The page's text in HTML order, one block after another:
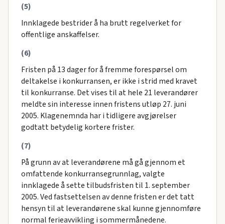
(5)
Innklagede bestrider å ha brutt regelverket for
offentlige anskaffelser.
(6)
Fristen på 13 dager for å fremme forespørsel om
deltakelse i konkurransen, er ikke i strid med kravet
til konkurranse. Det vises til at hele 21 leverandører
meldte sin interesse innen fristens utløp 27. juni
2005. Klagenemnda har i tidligere avgjørelser
godtatt betydelig kortere frister.
(7)
På grunn av at leverandørene må gå gjennom et
omfattende konkurransegrunnlag, valgte
innklagede å sette tilbudsfristen til 1. september
2005. Ved fastsettelsen av denne fristen er det tatt
hensyn til at leverandørene skal kunne gjennomføre
normal ferieavvikling i sommermånedene.